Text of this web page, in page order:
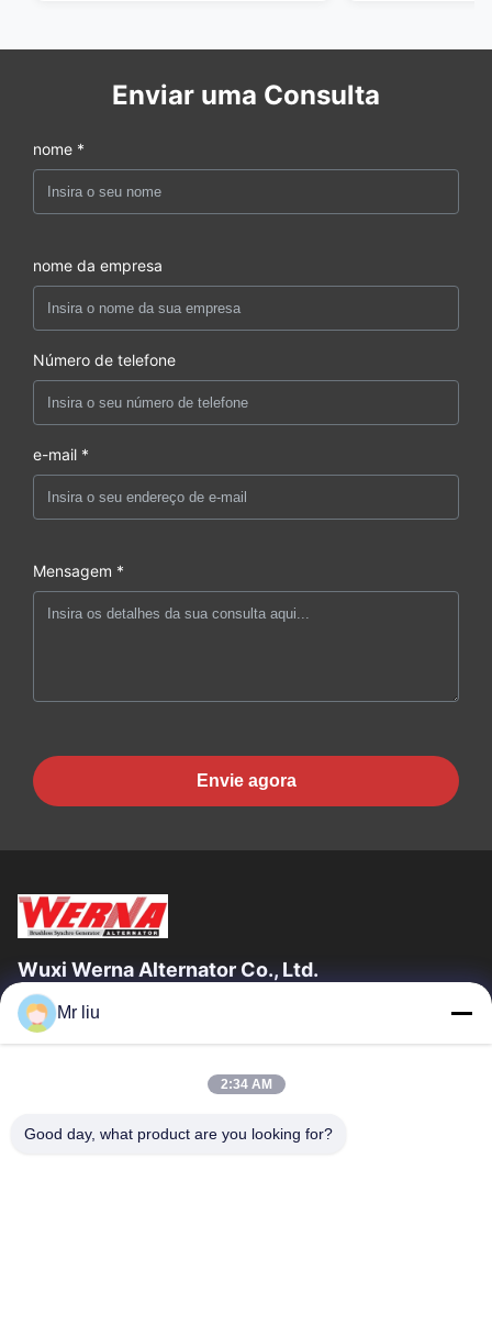
Enviar uma Consulta
nome *
nome da empresa
Número de telefone
e-mail *
Mensagem *
Envie agora
Wuxi Werna Alternator Co., Ltd.
Links Rápidos
Sobre Nós
Visita À Fábrica
Controle De Qualidade
Mr liu
2:34 AM
Good day, what product are you looking for?